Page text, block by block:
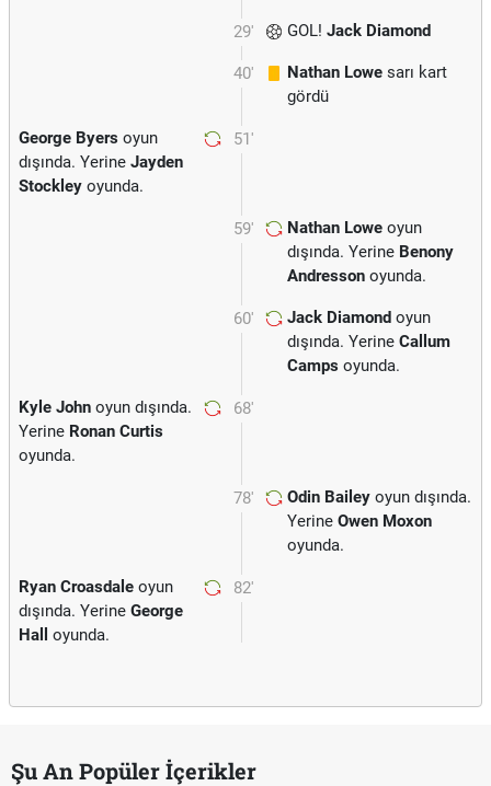
29' GOL! Jack Diamond
40' Nathan Lowe sarı kart
gördü
51'
George Byers oyun
dışında. Yerine Jayden
Stockley oyunda.
59' Nathan Lowe oyun
dışında. Yerine Benony
Andresson oyunda.
60' Jack Diamond oyun
dışında. Yerine Callum
Camps oyunda.
68'
Kyle John oyun dışında.
Yerine Ronan Curtis
oyunda.
78' Odin Bailey oyun dışında.
Yerine Owen Moxon
oyunda.
82'
Ryan Croasdale oyun
dışında. Yerine George
Hall
oyunda.
Şu An Popüler İçerikler